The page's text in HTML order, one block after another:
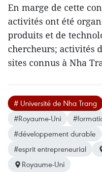
En marge de cette
activités ont été
produits et de
chercheurs; activités
sites connus à Nha
# Université de Nha Trang
#Royaume-Uni
#développement durable
#esprit entrepreneurial
Royaume-Uni